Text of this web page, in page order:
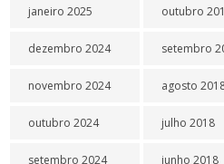
janeiro 2025
dezembro 2024
novembro 2024
outubro 2024
setembro 2024
outubro
setembro
agosto
julho 2018
junho 2018